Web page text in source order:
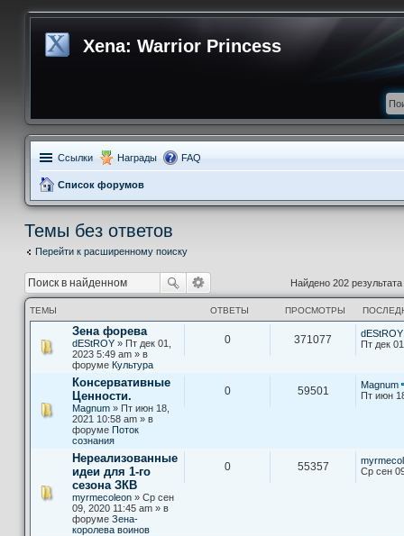
Xena: Warrior Princess
Ссылки Награды FAQ
Список форумов
Темы без ответов
Перейти к расширенному поиску
Найдено 202 результата
ТЕМЫ ОТВЕТЫ ПРОСМОТРЫ
Зена форева
dEStROY » Пт дек 01,
2023 5:49 am » в
форуме Культура
0 371077
dEStROY
Пт дек
Консервативные
Ценности.
Magnum » Пт июн 18,
2021 10:58 am » в
форуме Поток
сознания
0 59501
Magnum
Пт июн
Нереализованные
идеи для 1-го
сезона ЗКВ
myrmecoleon » Ср сен
09, 2020 11:45 am » в
форуме Зена-
королева воинов
0 55357
Ср сен